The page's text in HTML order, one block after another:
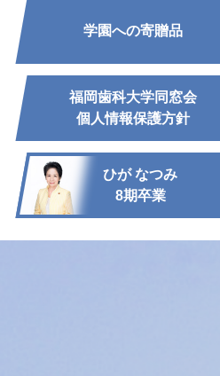
学園への寄贈品
福岡歯科大学同窓会
個人情報保護方針
ひが なつみ
8期卒業